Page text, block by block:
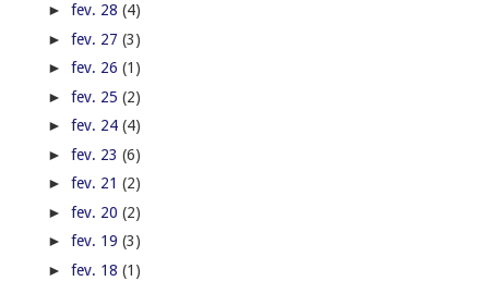
► fev. 28 (4)
► fev. 27 (3)
► fev. 26 (1)
► fev. 25 (2)
► fev. 24 (4)
► fev. 23 (6)
► fev. 21 (2)
► fev. 20 (2)
► fev. 19 (3)
► fev. 18 (1)